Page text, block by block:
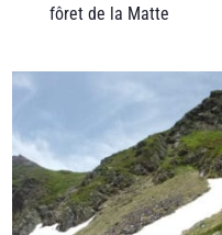
fôret de la Matte